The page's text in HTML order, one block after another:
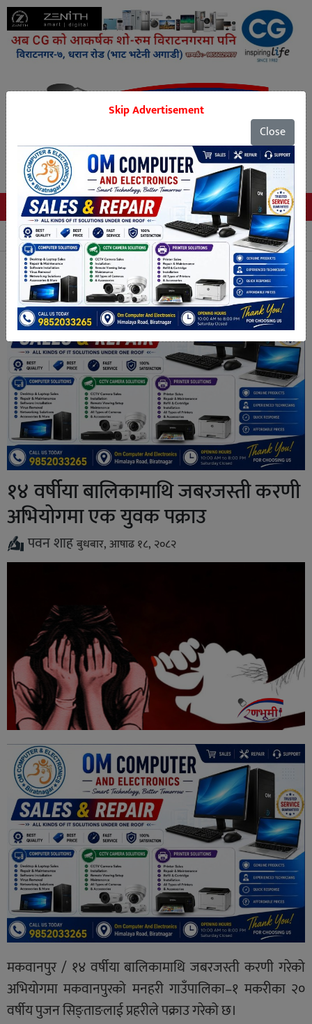
Tags
१४ वर्षीया बालिकामाथि जबरजस्ती करणी
अभियोगमा एक युवक पक्राउ
पवन शाहबुधबार, आषाढ १८, २०८२
मकवानपुर / १४ वर्षीया बालिकामाथि जबरजस्ती करणी गरेको
अभियोगमा मकवानपुरको मनहरी गाउँपालिका–१ मकरीका २०
वर्षीय पुजन सिङ्ताङलाई प्रहरीले पक्राउ गरेको छ।
Skip Advertisement
Close